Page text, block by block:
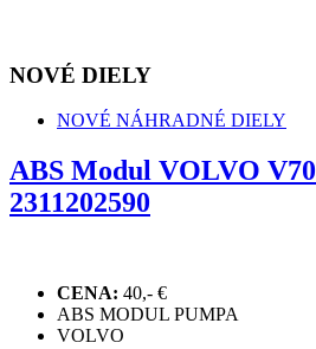
NOVÉ DIELY
NOVÉ NÁHRADNÉ DIELY
ABS Modul VOLVO
2311202590
CENA: 40,- €
ABS MODUL PUMPA
VOLVO